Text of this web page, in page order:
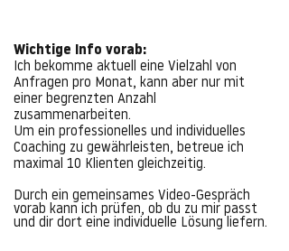
Wichtige Info vorab:
Ich bekomme aktuell eine Vielzahl von
Anfragen pro Monat, kann aber nur mit
einer begrenzten Anzahl
zusammenarbeiten.
Um ein professionelles und individuelles
Coaching zu gewährleisten, betreue ich
maximal 10 Klienten gleichzeitig.
Durch ein gemeinsames Video-Gespräch
vorab kann ich prüfen, ob du zu mir passt
und dir dort eine individuelle Lösung liefern.